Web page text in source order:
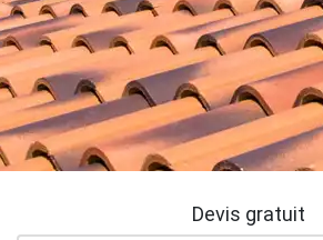
Devis gratuit